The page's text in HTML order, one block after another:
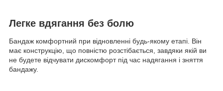
Легке вдягання без болю
Бандаж комфортний при відновленні будь-якому етапі. Він
має конструкцію, що повністю розстібається, завдяки якій ви
не будете відчувати дискомфорт під час надягання і зняття
бандажу.